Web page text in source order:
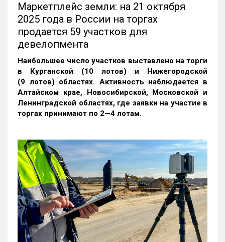
Маркетплейс земли: на 21 октября
2025 года в России на торгах
продается 59 участков для
девелопмента
Наибольшее число участков выставлено на торги
в Курганской (10 лотов) и Нижегородской
(9 лотов) областях. Активность наблюдается в
Алтайском крае, Новосибирской, Московской и
Ленинградской областях, где заявки на участие в
торгах принимают по 2—4 лотам.